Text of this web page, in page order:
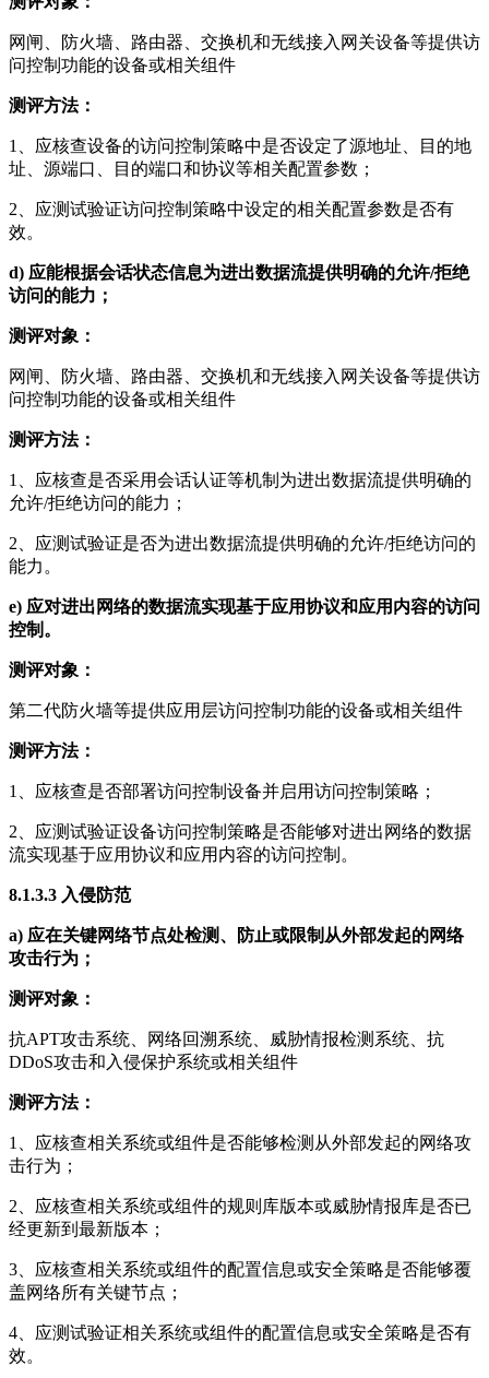
网闸、防火墙、路由器、交换机和无线接入网关设备等提供访
问控制功能的设备或相关组件
测评方法：
1、应核查设备的访问控制策略中是否设定了源地址、目的地
址、源端口、目的端口和协议等相关配置参数；
2、应测试验证访问控制策略中设定的相关配置参数是否有
效。
d) 应能根据会话状态信息为进出数据流提供明确的允许/拒绝
访问的能力；
测评对象：
网闸、防火墙、路由器、交换机和无线接入网关设备等提供访
问控制功能的设备或相关组件
测评方法：
1、应核查是否采用会话认证等机制为进出数据流提供明确的
允许/拒绝访问的能力；
2、应测试验证是否为进出数据流提供明确的允许/拒绝访问的
能力。
e) 应对进出网络的数据流实现基于应用协议和应用内容的访问
控制。
测评对象：
第二代防火墙等提供应用层访问控制功能的设备或相关组件
测评方法：
1、应核查是否部署访问控制设备并启用访问控制策略；
2、应测试验证设备访问控制策略是否能够对进出网络的数据
流实现基于应用协议和应用内容的访问控制。
8.1.3.3 入侵防范
a) 应在关键网络节点处检测、防止或限制从外部发起的网络
攻击行为；
测评对象：
抗APT攻击系统、网络回溯系统、威胁情报检测系统、抗
DDoS攻击和入侵保护系统或相关组件
测评方法：
1、应核查相关系统或组件是否能够检测从外部发起的网络攻
击行为；
2、应核查相关系统或组件的规则库版本或威胁情报库是否已
经更新到最新版本；
3、应核查相关系统或组件的配置信息或安全策略是否能够覆
盖网络所有关键节点；
4、应测试验证相关系统或组件的配置信息或安全策略是否有
效。